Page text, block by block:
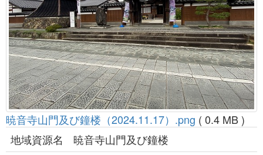
暁音寺山門及び鐘楼（2024.11.17）.png ( 0.4 MB )
地域資源名
暁音寺山門及び鐘楼